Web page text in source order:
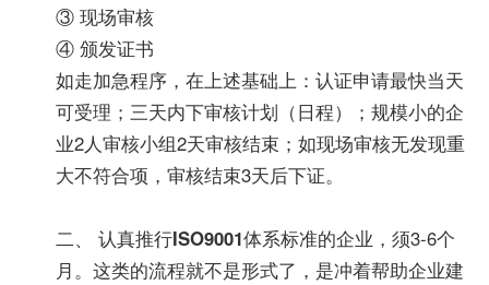
③ 现场审核
④ 颁发证书
如走加急程序，在上述基础上：认证申请最快当天
可受理；三天内下审核计划（日程）；规模小的企
业2人审核小组2天审核结束；如现场审核无发现重
大不符合项，审核结束3天后下证。
二、 认真推行ISO9001体系标准的企业，须3-6个
月。这类的流程就不是形式了，是冲着帮助企业建